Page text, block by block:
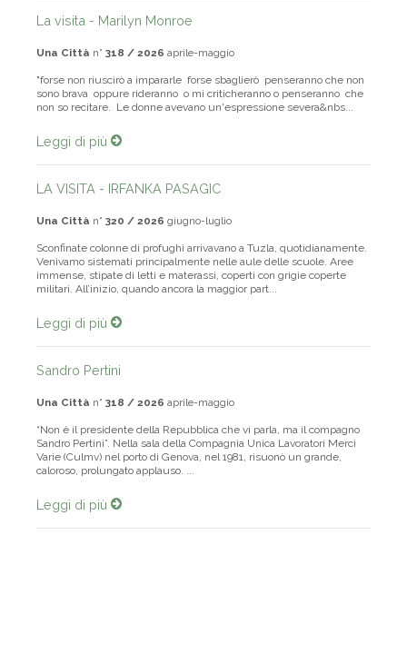
La visita - Marilyn Monroe
Una Città n° 318 / 2026 aprile-maggio
"forse non riuscirò a impararle forse sbaglierò penseranno che non
sono brava oppure rideranno o mi criticheranno o penseranno che
non so recitare. Le donne avevano un'espressione severa&nbs...
Leggi di più
LA VISITA - IRFANKA PASAGIC
Una Città n° 320 / 2026 giugno-luglio
Sconfinate colonne di profughi arrivavano a Tuzla, quotidianamente.
Venivamo sistemati principalmente nelle aule delle scuole. Aree
immense, stipate di letti e materassi, coperti con grigie coperte
militari. All’inizio, quando ancora la maggior part...
Leggi di più
Sandro Pertini
Una Città n° 318 / 2026 aprile-maggio
“Non è il presidente della Repubblica che vi parla, ma il compagno
Sandro Pertini”. Nella sala della Compagnia Unica Lavoratori Merci
Varie (Culmv) nel porto di Genova, nel 1981, risuonò un grande,
caloroso, prolungato applauso. ...
Leggi di più